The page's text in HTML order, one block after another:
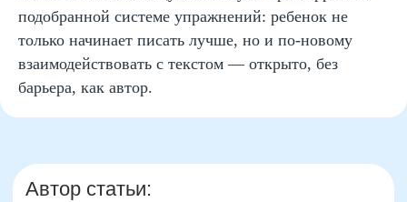
подобранной системе упражнений: ребенок не
только начинает писать лучше, но и по-новому
взаимодействовать с текстом — открыто, без
барьера, как автор.
© SKILLZANIA. Все права защищены.
Организация и осуществление образовательной
Телефон: +7 (800) 100-11-43, Почта: anodo@skillzania.ru